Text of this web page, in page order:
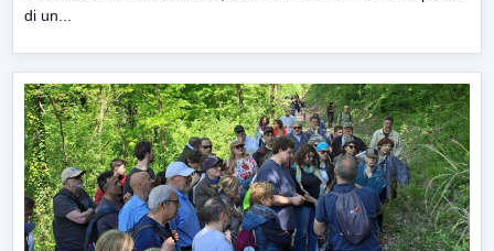
di un...